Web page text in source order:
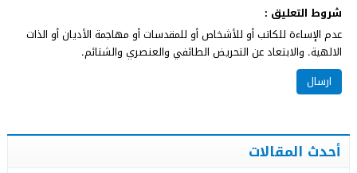
شروط التعليق :
عدم الإساءة للكاتب أو للأشخاص أو للمقدسات أو مهاجمة الأديان أو الذات
الالهية. والابتعاد عن التحريض الطائفي والعنصري والشتائم.
أحدث المقالات